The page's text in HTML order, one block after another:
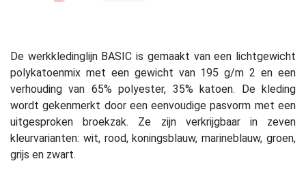
De werkkledinglijn BASIC is gemaakt van een lichtgewicht
polykatoenmix met een gewicht van 195 g/m 2 en een
verhouding van 65% polyester, 35% katoen. De kleding
wordt gekenmerkt door een eenvoudige pasvorm met een
uitgesproken broekzak. Ze zijn verkrijgbaar in zeven
kleurvarianten: wit, rood, koningsblauw, marineblauw, groen,
grijs en zwart.